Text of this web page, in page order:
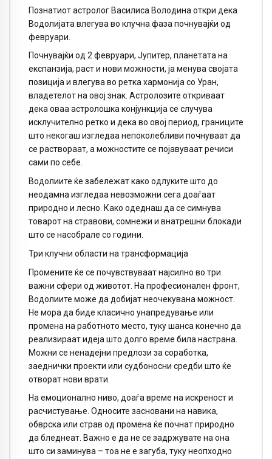
Познатиот астролог Василиса Володина откри дека
Водолијата влегува во клучна фаза почнувајќи од
февруари.
Почнувајќи од 2 февруари, Јупитер, планетата на
експанзија, раст и нови можности, ја менува својата
позиција и влегува во ретка хармонија со Уран,
владетелот на овој знак. Астролозите откриваат
дека оваа астролошка конјункција се случува
исклучително ретко и дека во овој период, границите
што некогаш изгледаа непоколебливи почнуваат да
се раствораат, а можностите се појавуваат речиси
сами по себе.
Водолиите ќе забележат како одлуките што до
неодамна изгледаа невозможни сега доаѓаат
природно и лесно. Како одеднаш да се симнува
товарот на стравови, сомнежи и внатрешни блокади
што се насобрале со години.
Три клучни области на трансформација
Промените ќе се почувствуваат најсилно во три
важни сфери од животот. На професионален фронт,
Водолиите може да добијат неочекувана можност.
Не мора да биде класично унапредување или
промена на работното место, туку шанса конечно да
реализираат идеја што долго време била настрана.
Можни се ненадејни предлози за соработка,
заеднички проекти или судбоносни средби што ќе
отворат нови врати.
На емоционално ниво, доаѓа време на искреност и
расчистување. Односите засновани на навика,
обврска или страв од промена ќе почнат природно
да бледнеат. Важно е да не се задржувате на она
што си заминува – тоа не е загуба, туку неопходно